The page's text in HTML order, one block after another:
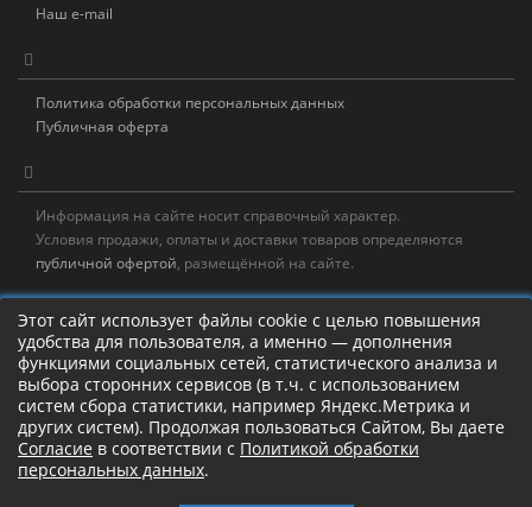
Наш e-mail
Политика обработки персональных данных
Публичная оферта
Информация на сайте носит справочный характер.
Условия продажи, оплаты и доставки товаров определяются
публичной офертой, размещённой на сайте.
Новостная рассылка
Новости, акции, распродажи и полезные советы!
Левая панель
Этот сайт использует файлы cookie с целью повышения
удобства для пользователя, а именно — дополнения
функциями социальных сетей, статистического анализа и
выбора сторонних сервисов (в т.ч. с использованием
систем сбора статистики, например Яндекс.Метрика и
других систем). Продолжая пользоваться Сайтом, Вы даете
Согласие в соответствии с Политикой обработки
персональных данных.